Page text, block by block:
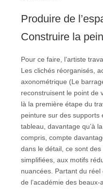
Produire de
Construire la
Pour ce faire, l’artiste
Les clichés réorganisés,
axonométrique (Le
reconstruisent le point de
là la première étape du
peinture sur des supports
tableau, davantage qu’à
compris, compte
dans le détail, ce sont des
simplifiées, aux motifs
nuancées. Partant du
de l’académie des